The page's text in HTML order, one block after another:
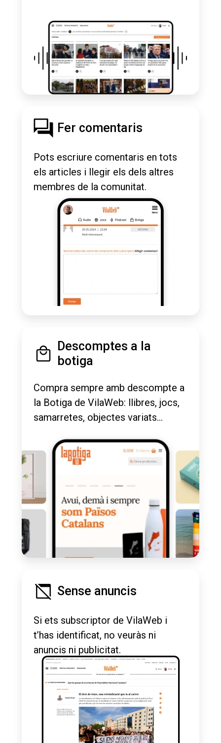
Fer comentaris
Pots escriure comentaris en tots
els articles i llegir els dels altres
membres de la comunitat.
Descomptes a la
botiga
Compra sempre amb descompte a
la Botiga de VilaWeb: llibres, jocs,
samarretes, objectes variats...
Sense anuncis
Si ets subscriptor de VilaWeb i
t’has identificat, no veuràs ni
anuncis ni publicitat.